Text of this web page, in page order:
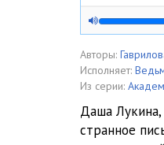
005
006
007
008
Авторы:
Исполняет:
Из серии:
Даша Лукина,
странное